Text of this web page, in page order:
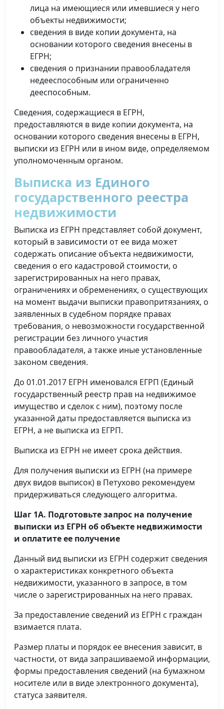
лица на имеющиеся или имевшиеся у него
объекты недвижимости;
сведения в виде копии документа, на
основании которого сведения внесены в
ЕГРН;
сведения о признании правообладателя
недееспособным или ограниченно
дееспособным.
Сведения, содержащиеся в ЕГРН,
предоставляются в виде копии документа, на
основании которого сведения внесены в ЕГРН,
выписки из ЕГРН или в ином виде, определяемом
уполномоченным органом.
Выписка из Единого
государственного реестра
недвижимости
Выписка из ЕГРН представляет собой документ,
который в зависимости от ее вида может
содержать описание объекта недвижимости,
сведения о его кадастровой стоимости, о
зарегистрированных на него правах,
ограничениях и обременениях, о существующих
на момент выдачи выписки правопритязаниях, о
заявленных в судебном порядке правах
требования, о невозможности государственной
регистрации без личного участия
правообладателя, а также иные установленные
законом сведения.
До 01.01.2017 ЕГРН именовался ЕГРП (Единый
государственный реестр прав на недвижимое
имущество и сделок с ним), поэтому после
указанной даты предоставляется выписка из
ЕГРН, а не выписка из ЕГРП.
Выписка из ЕГРН не имеет срока действия.
Для получения выписки из ЕГРН (на примере
двух видов выписок) в Петухово рекомендуем
придерживаться следующего алгоритма.
Шаг 1А. Подготовьте запрос на получение
выписки из ЕГРН об объекте недвижимости
и оплатите ее получение
Данный вид выписки из ЕГРН содержит сведения
о характеристиках конкретного объекта
недвижимости, указанного в запросе, в том
числе о зарегистрированных на него правах.
За предоставление сведений из ЕГРН с граждан
взимается плата.
Размер платы и порядок ее внесения зависит, в
частности, от вида запрашиваемой информации,
формы предоставления сведений (на бумажном
носителе или в виде электронного документа),
статуса заявителя.